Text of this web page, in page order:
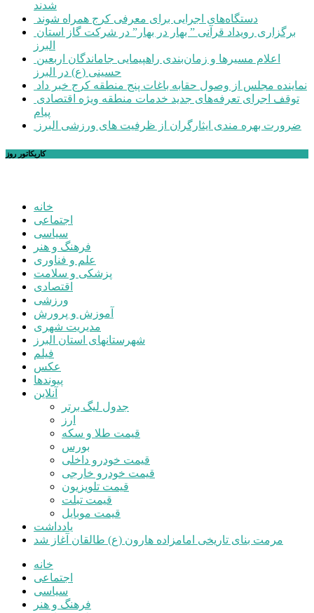
شدند
دستگاه‌های اجرایی برای معرفی کرج همراه شوند
البرز
حسینی (ع) در البرز
نماینده مجلس از وصول حقابه باغات پنج منطقه کرج خبر داد
پیام
ضرورت بهره مندی ایثارگران از ظرفیت های ورزشی البرز
کاریکاتور روز
خانه
اجتماعی
سیاسی
فرهنگ و هنر
علم و فناوری
پزشکی و سلامت
اقتصادی
ورزشی
آموزش و پرورش
مدیریت شهری
شهرستانهای استان البرز
فیلم
عکس
پیوندها
آنلاین
جدول لیگ برتر
ارز
قیمت طلا و سکه
بورس
قیمت خودرو داخلی
قیمت خودرو خارجی
قیمت تلویزیون
قیمت تبلت
قیمت موبایل
یادداشت
مرمت بنای تاریخی امامزاده هارون (ع) طالقان آغاز شد
خانه
اجتماعی
سیاسی
فرهنگ و هنر